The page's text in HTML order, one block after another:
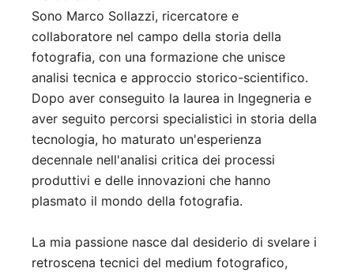
Sono Marco Sollazzi, ricercatore e
collaboratore nel campo della storia della
fotografia, con una formazione che unisce
analisi tecnica e approccio storico-scientifico.
Dopo aver conseguito la laurea in Ingegneria e
aver seguito percorsi specialistici in storia della
tecnologia, ho maturato un'esperienza
decennale nell'analisi critica dei processi
produttivi e delle innovazioni che hanno
plasmato il mondo della fotografia.
La mia passione nasce dal desiderio di svelare i
retroscena tecnici del medium fotografico,